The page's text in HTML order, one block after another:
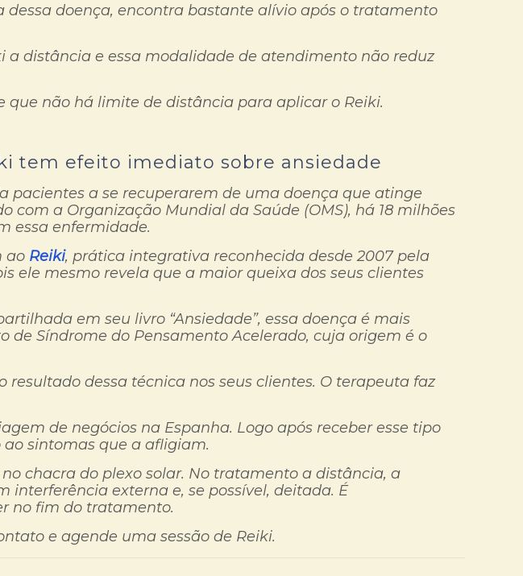
dessa doença, encontra bastante alívio após o tratamento
a distância e essa modalidade de atendimento não reduz
que não há limite de distância para aplicar o Reiki.
tem efeito imediato sobre ansiedade
pacientes a se recuperarem de uma doença que atinge
com a Organização Mundial da Saúde (OMS), há 18 milhões
essa enfermidade.
ao Reiki, prática integrativa reconhecida desde 2007 pela
ele mesmo revela que a maior queixa dos seus clientes
em seu livro “Ansiedade”, essa doença é mais
de Síndrome do Pensamento Acelerado, cuja origem é o
dessa técnica nos seus clientes. O terapeuta faz
de negócios na Espanha. Logo após receber esse tipo
sintomas que a afligiam.
chacra do plexo solar. No tratamento a distância, a
interferência externa e, se possível, deitada. É
no fim do tratamento.
e agende uma sessão de Reiki.